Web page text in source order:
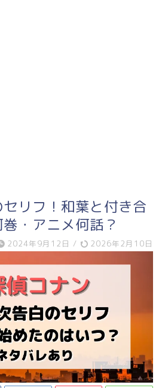
リフ！和葉と付き合
・アニメ何話？
2024年9月12日 / 2026年2月10日